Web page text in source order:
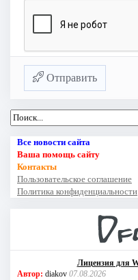
Отправить
Все новости сайта
Ваша помощь сайту
Контакты
Пользовательское соглашение
Политика конфиденциальности
Лицензия для
Автор: diakov 07.08.2026